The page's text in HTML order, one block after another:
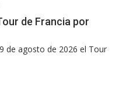
de Francia por
de agosto de 2026 el Tour